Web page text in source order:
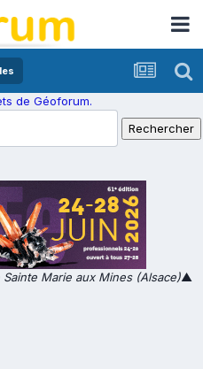
de Géoforum.
Marie aux Mines (Alsace)▲